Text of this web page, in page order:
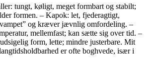
tungt, køligt, meget formbart og stabilt;
formen. – Kapok: let, fjederagtigt,
og kræver jævnlig omfordeling. –
mellemfast; kan sætte sig over tid. –
form, lette; mindre justerbare. Mit
er ofte boghvede, især i